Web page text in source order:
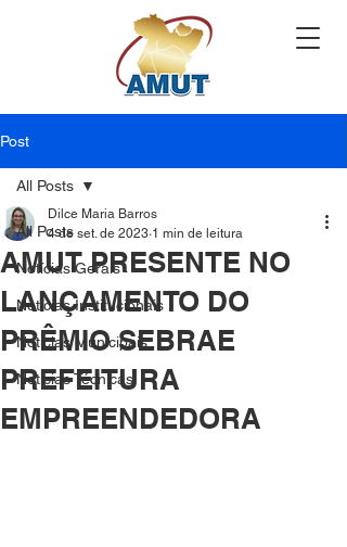
Post
All Posts
Notícias Gerais
Notícias Institucionais
Notícias Municipais
Notícias Técnicas
All Posts
AMUT PRESENTE NO
LANÇAMENTO DO
PRÊMIO SEBRAE
PREFEITURA
EMPREENDEDORA
Dilce Maria Barros
4 de set. de 2023 1 min de leitura